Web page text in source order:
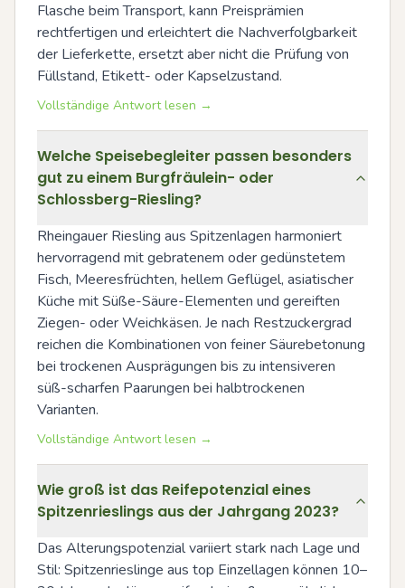
Flasche beim Transport, kann Preisprämien
rechtfertigen und erleichtert die Nachverfolgbarkeit
der Lieferkette, ersetzt aber nicht die Prüfung von
Füllstand, Etikett- oder Kapselzustand.
Vollständige Antwort lesen →
Welche Speisebegleiter passen besonders
gut zu einem Burgfräulein- oder
Schlossberg-Riesling?
Rheingauer Riesling aus Spitzenlagen harmoniert
hervorragend mit gebratenem oder gedünstetem
Fisch, Meeresfrüchten, hellem Geflügel, asiatischer
Küche mit Süße-Säure-Elementen und gereiften
Ziegen- oder Weichkäsen. Je nach Restzuckergrad
reichen die Kombinationen von feiner Säurebetonung
bei trockenen Ausprägungen bis zu intensiveren
süß-scharfen Paarungen bei halbtrockenen
Varianten.
Vollständige Antwort lesen →
Wie groß ist das Reifepotenzial eines
Spitzenrieslings aus der Jahrgang 2023?
Das Alterungspotenzial variiert stark nach Lage und
Stil: Spitzenrieslinge aus top Einzellagen können 10–